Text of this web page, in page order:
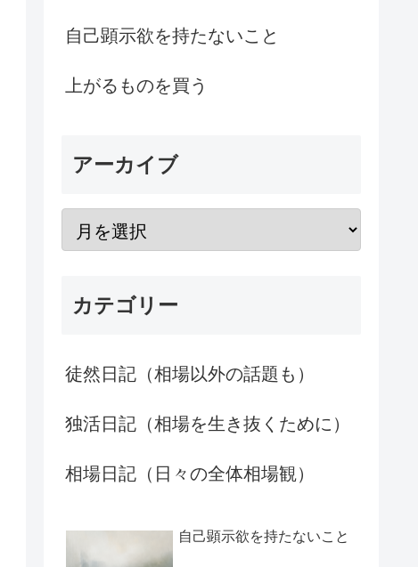
自己顕示欲を持たないこと
上がるものを買う
アーカイブ
カテゴリー
徒然日記（相場以外の話題も）
独活日記（相場を生き抜くために）
相場日記（日々の全体相場観）
自己顕示欲を持たないこと